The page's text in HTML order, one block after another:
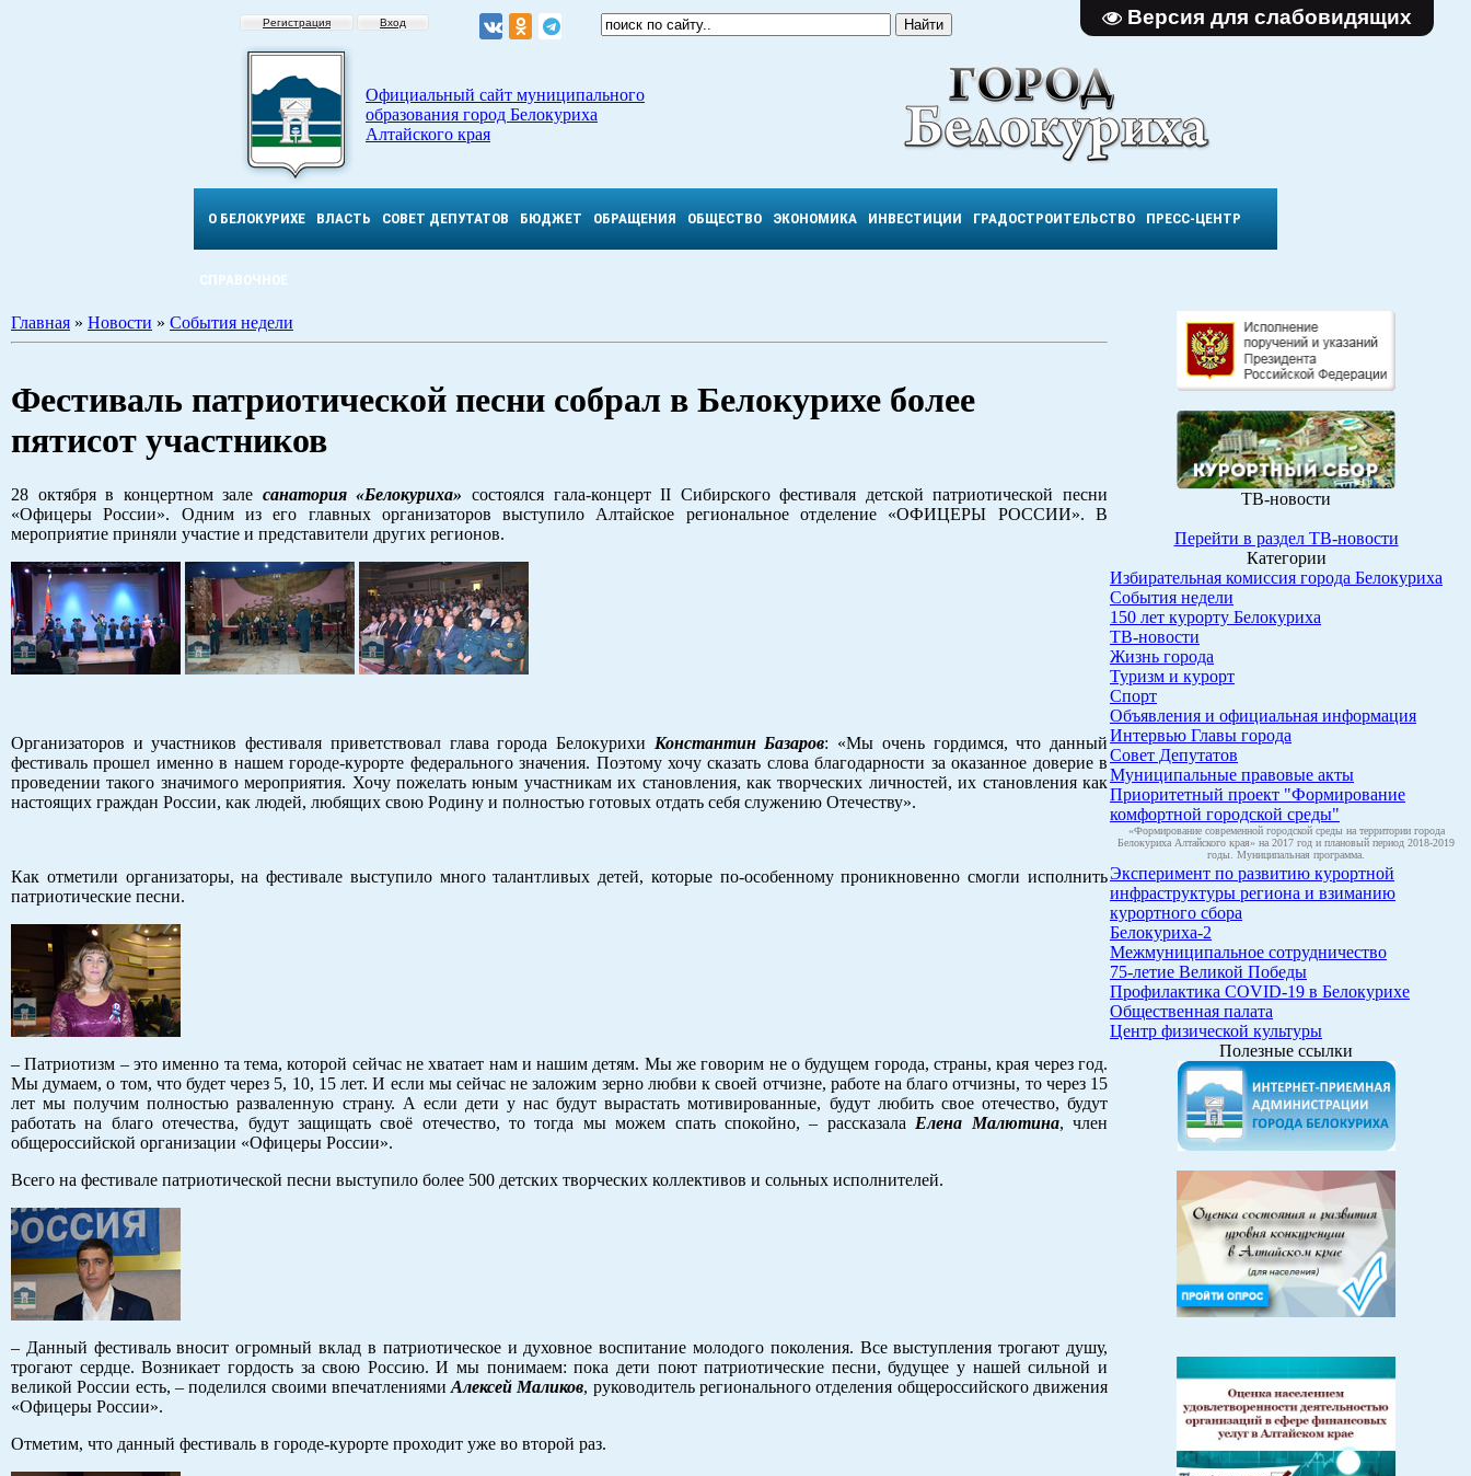
Версия для слабовидящих
Регистрация Вход
Официальный сайт муниципального
образования город Белокуриха
Алтайского края
О БЕЛОКУРИХЕ ВЛАСТЬ СОВЕТ ДЕПУТАТОВ БЮДЖЕТ ОБРАЩЕНИЯ ОБЩЕСТВО ЭКОНОМИКА ИНВЕСТИЦИИ ГРАДОСТРОИТЕЛЬСТВО ПРЕСС-ЦЕНТР
СПРАВОЧНОЕ
Главная » Новости » События недели
Фестиваль патриотической песни собрал в Белокурихе более
пятисот участников
28 октября в концертном зале санатория «Белокуриха» состоялся гала-концерт II Сибирского фестиваля детской патриотической песни
«Офицеры России». Одним из его главных организаторов выступило Алтайское региональное отделение «ОФИЦЕРЫ РОССИИ». В
мероприятие приняли участие и представители других регионов.
Организаторов и участников фестиваля приветствовал глава города Белокурихи Константин Базаров: «Мы очень гордимся, что данный
фестиваль прошел именно в нашем городе-курорте федерального значения. Поэтому хочу сказать слова благодарности за оказанное доверие в
проведении такого значимого мероприятия. Хочу пожелать юным участникам их становления, как творческих личностей, их становления как
настоящих граждан России, как людей, любящих свою Родину и полностью готовых отдать себя служению Отечеству».
Как отметили организаторы, на фестивале выступило много талантливых детей, которые по-особенному проникновенно смогли исполнить
патриотические песни.
– Патриотизм – это именно та тема, которой сейчас не хватает нам и нашим детям. Мы же говорим не о будущем города, страны, края через год.
Мы думаем, о том, что будет через 5, 10, 15 лет. И если мы сейчас не заложим зерно любви к своей отчизне, работе на благо отчизны, то через 15
лет мы получим полностью разваленную страну. А если дети у нас будут вырастать мотивированные, будут любить свое отечество, будут
работать на благо отечества, будут защищать своё отечество, то тогда мы можем спать спокойно, – рассказала Елена Малютина, член
общероссийской организации «Офицеры России».
Всего на фестивале патриотической песни выступило более 500 детских творческих коллективов и сольных исполнителей.
– Данный фестиваль вносит огромный вклад в патриотическое и духовное воспитание молодого поколения. Все выступления трогают душу,
трогают сердце. Возникает гордость за свою Россию. И мы понимаем: пока дети поют патриотические песни, будущее у нашей сильной и
великой России есть, – поделился своими впечатлениямиАлексей Маликов, руководитель регионального отделения общероссийского движения
«Офицеры России».
Отметим, что данный фестиваль в городе-курорте проходит уже во второй раз.
ТВ-новости
Перейти в раздел ТВ-новости
Категории
Избирательная комиссия города Белокуриха
События недели
150 лет курорту Белокуриха
ТВ-новости
Жизнь города
Туризм и курорт
Спорт
Объявления и официальная информация
Интервью Главы города
Совет Депутатов
Муниципальные правовые акты
Приоритетный проект "Формирование
комфортной городской среды"
«Формирование современной городской среды на территории города
Белокуриха Алтайского края» на 2017 год и плановый период 2018-2019
годы. Муниципальная программа.
Эксперимент по развитию курортной
инфраструктуры региона и взиманию
курортного сбора
Белокуриха-2
Межмуниципальное сотрудничество
75-летие Великой Победы
Профилактика COVID-19 в Белокурихе
Общественная палата
Центр физической культуры
Полезные ссылки